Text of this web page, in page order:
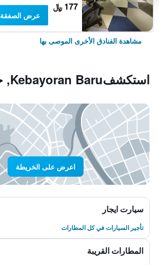
177 ﷼
عرض الصفقة
مشاهدة الفنادق الأخرى الموصى بها
استكشفKebayoran Baru, جاكرتا
اعرض على الخريطة
سيارت ايجار
تأجير السيارات في كل المطارات
المطارات القريبة